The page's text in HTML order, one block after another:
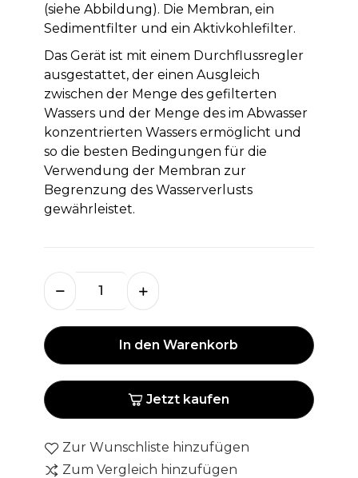
(siehe Abbildung). Die Membran, ein
Sedimentfilter und ein Aktivkohlefilter.
Das Gerät ist mit einem Durchflussregler
ausgestattet, der einen Ausgleich
zwischen der Menge des gefilterten
Wassers und der Menge des im Abwasser
konzentrierten Wassers ermöglicht und
so die besten Bedingungen für die
Verwendung der Membran zur
Begrenzung des Wasserverlusts
gewährleistet.
In den Warenkorb
Jetzt kaufen
Zur Wunschliste hinzufügen
Zum Vergleich hinzufügen